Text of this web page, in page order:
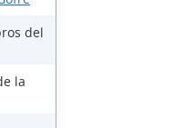
del
la